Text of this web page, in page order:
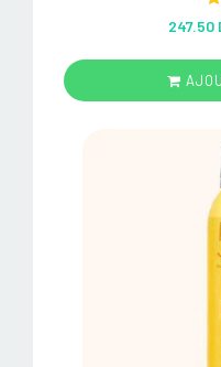
247.50